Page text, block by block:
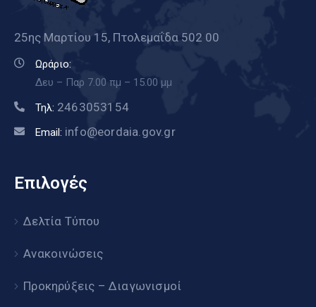
25ης Μαρτίου 15, Πτολεμαΐδα 502 00
Ωράριο:
Δευ – Παρ 7.00 πμ – 15.00 μμ
Τηλ: 2463053154
Email: info@eordaia.gov.gr
Επιλογές
Δελτία Τύπου
Ανακοινώσεις
Προκηρύξεις – Διαγωνισμοί